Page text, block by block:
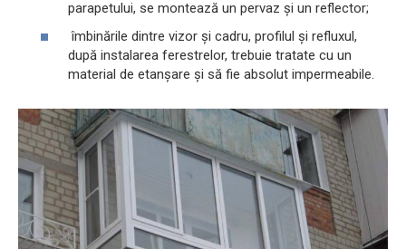
parapetului, se montează un pervaz și un reflector;
îmbinările dintre vizor și cadru, profilul și refluxul,
după instalarea ferestrelor, trebuie tratate cu un
material de etanșare și să fie absolut impermeabile.